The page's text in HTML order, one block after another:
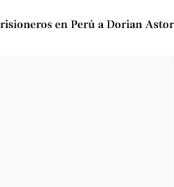
en Perú a Dorian Astor